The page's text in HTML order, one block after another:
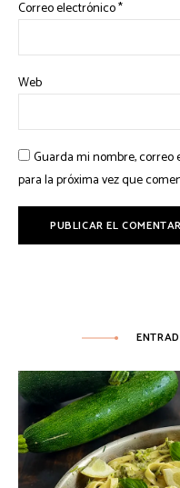
Correo electrónico*
Web
Guarda mi nombre, correo
para la próxima vez que